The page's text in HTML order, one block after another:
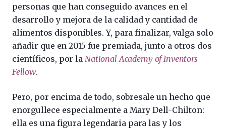
personas que han conseguido avances en el
desarrollo y mejora de la calidad y cantidad de
alimentos disponibles. Y, para finalizar, valga solo
añadir que en 2015 fue premiada, junto a otros dos
científicos, por la National Academy of Inventors
Fellow.
Pero, por encima de todo, sobresale un hecho que
enorgullece especialmente a Mary Dell-Chilton:
ella es una figura legendaria para las y los